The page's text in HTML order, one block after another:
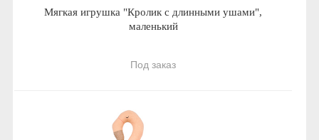
Мягкая игрушка "Кролик с длинными ушами",
маленький
Под заказ